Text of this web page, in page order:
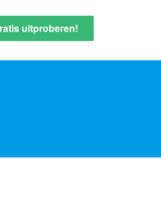
uitproberen!